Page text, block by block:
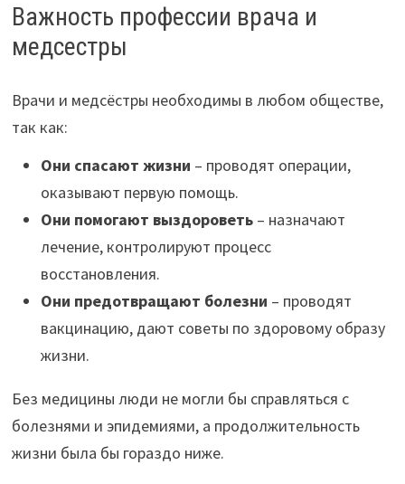
Важность профессии врача и
медсестры
Врачи и медсёстры необходимы в любом обществе,
так как:
Они спасают жизни – проводят операции,
оказывают первую помощь.
Они помогают выздороветь– назначают
лечение, контролируют процесс
восстановления.
Они предотвращают болезни – проводят
вакцинацию, дают советы по здоровому образу
жизни.
Без медицины люди не могли бы справляться с
болезнями и эпидемиями, а продолжительность
жизни была бы гораздо ниже.